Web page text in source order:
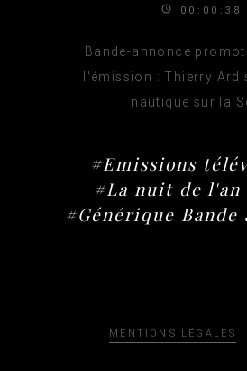
00:00:38
Bande-annonce
l'émission : Thierry
nautique sur la
#Emissions
#La nuit de l'an
#Générique Bande
MENTIONS LÉGALES